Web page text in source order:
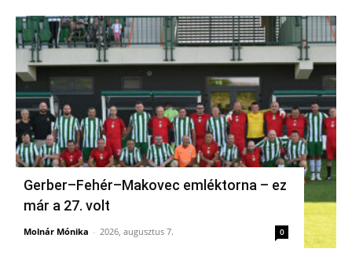
Gerber–Fehér–Makovec emléktorna – ez
már a 27. volt
Molnár Mónika - 2026, augusztus 7. 0